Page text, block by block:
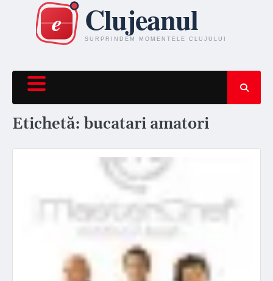
content
Etichetă:bucatari amatori